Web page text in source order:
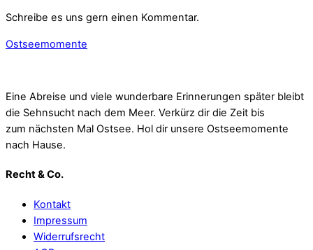
Schreibe es uns gern einen Kommentar.
Ostseemomente
Eine Abreise und viele wunderbare Erinnerungen später bleibt
die Sehnsucht nach dem Meer. Verkürz dir die Zeit bis
zum nächsten Mal Ostsee. Hol dir unsere Ostseemomente
nach Hause.
Recht & Co.
Kontakt
Impressum
Widerrufsrecht